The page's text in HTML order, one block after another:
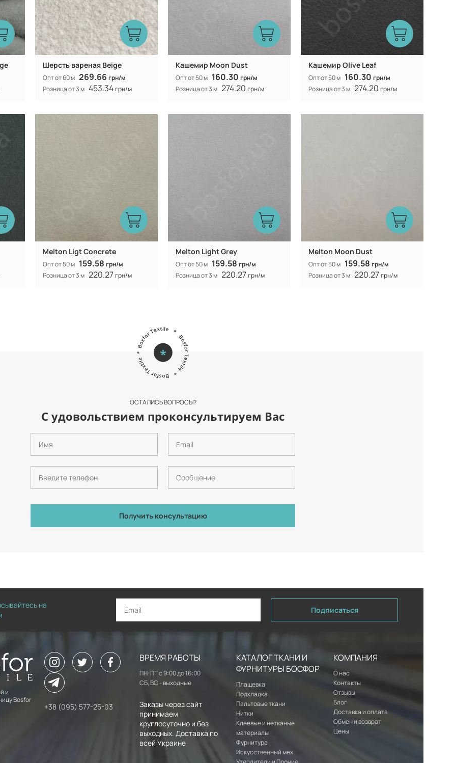
Шерсть вареная Beige
Опт от 60 м 269.66 грн/м
Розница от 3 м 453.34грн/м
Кашемир Moon Dust
Опт от 50 м 160.30 грн/м
Розница от 3 м 274.20 грн/м
Кашемир Olive Leaf
Опт от 50 м 160.30 грн/м
Розница от 3 м 274.20 грн/м
Melton Ligt Concrete
Опт от 50 м 159.58 грн/м
Розница от 3 м 220.27грн/м
Melton Light Grey
Опт от 50 м 159.58 грн/м
Розница от 3 м 220.27грн/м
Melton Moon Dust
Опт от 50 м 159.58 грн/м
Розница от 3 м 220.27грн/м
ОСТАЛИСЬ ВОПРОСЫ?
С удовольствием проконсультируем Вас
Получить консультацию
на
Подписаться
и
Bosfor
+38 (095) 577-25-03
ВРЕМЯ РАБОТЫ
ПН-ПТ с 9:00 до 16:00
СБ, ВС - выходные
Заказы через сайт
принимаем
круглосуточно и без
выходных. Доставка по
всей Украине
КАТАЛОГ ТКАНИ И
ФУРНИТУРЫ БОСФОР
Плащевка
Подкладка
Пальтовые ткани
Нитки
Клеевые и нетканые
материалы
Фурнитура
Искусственный мех
КОМПАНИЯ
О нас
Контакты
Отзывы
Блог
Доставка и оплата
Обмен и возврат
Цены